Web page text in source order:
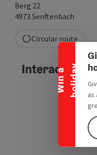
W
i
n
a
h
o
l
i
d
a y
Collapse banner
as
Berg 22
4973 Senftenbach
Circular route
Interactive